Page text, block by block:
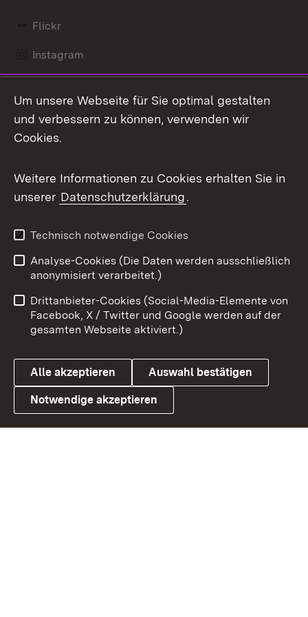
Flickr
Instagram
Mastodon
Messenger
Social Wall
X / Twitter
Youtube
Link zum Landesportal
Benutzungshinweise
Barrierefreiheit
Datenschutz
Cookies
Um unsere Webseite für Sie optimal gestalten
und verbessern zu können, verwenden wir
Cookies.
Weitere Informationen zu Cookies erhalten Sie in
unserer Datenschutzerklärung.
Technisch notwendige Cookies
Analyse-Cookies (Die Daten werden ausschließlich
anonymisiert verarbeitet.)
Drittanbieter-Cookies (Social-Media-Elemente von
Facebook, X / Twitter und Google werden auf der
gesamten Webseite aktiviert.)
Alle akzeptieren Auswahl bestätigen
Notwendige akzeptieren